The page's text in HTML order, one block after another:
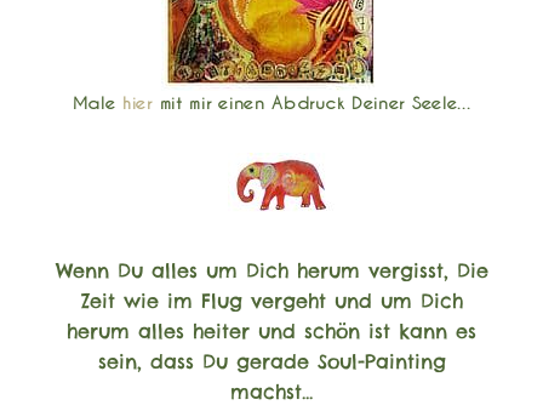
Male hiermit mir einen Abdruck Deiner Seele...
Wenn Du alles um Dich herum vergisst, Die
Zeit wie im Flug vergeht und um Dich
herum alles heiter und schön ist kann es
sein, dass Du gerade Soul-Painting
machst...